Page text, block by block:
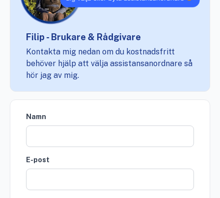
Filip - Brukare & Rådgivare
Kontakta mig nedan om du kostnadsfritt
behöver hjälp att välja assistansanordnare så
hör jag av mig.
Namn
E-post